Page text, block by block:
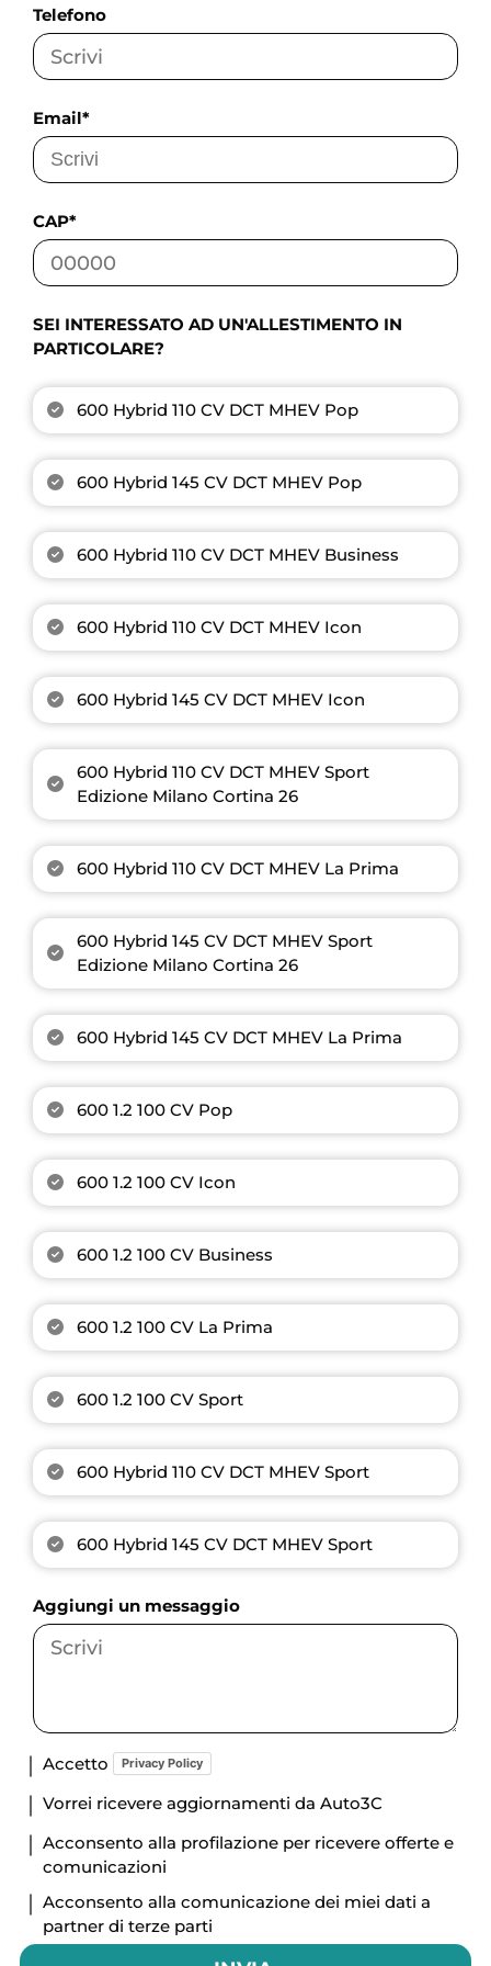
Telefono
Email*
CAP*
SEI INTERESSATO AD UN'ALLESTIMENTO IN
PARTICOLARE?
600 Hybrid 110 CV DCT MHEV Pop
600 Hybrid 145 CV DCT MHEV Pop
600 Hybrid 110 CV DCT MHEV Business
600 Hybrid 110 CV DCT MHEV Icon
600 Hybrid 145 CV DCT MHEV Icon
600 Hybrid 110 CV DCT MHEV Sport
Edizione Milano Cortina 26
600 Hybrid 110 CV DCT MHEV La Prima
600 Hybrid 145 CV DCT MHEV Sport
Edizione Milano Cortina 26
600 Hybrid 145 CV DCT MHEV La Prima
600 1.2 100 CV Pop
600 1.2 100 CV Icon
600 1.2 100 CV Business
600 1.2 100 CV La Prima
600 1.2 100 CV Sport
600 Hybrid 110 CV DCT MHEV Sport
600 Hybrid 145 CV DCT MHEV Sport
Aggiungi un messaggio
Accetto Privacy Policy
Vorrei ricevere aggiornamenti da Auto3C
Acconsento alla profilazione per ricevere offerte e
comunicazioni
Acconsento alla comunicazione dei miei dati a
partner di terze parti